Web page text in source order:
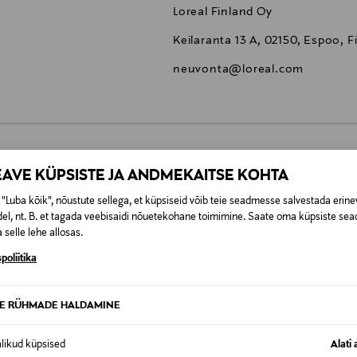
KÜPSISTE JA ANDMEKAITSE KOHTA
kõik", nõustute sellega, et küpsiseid võib teie seadmesse salvestada
nt. B. et tagada veebisaidi nõuetekohane toimimine. Saate oma küpsiste
selle lehe allosas.
RÜHMADE HALDAMINE
küpsised Alati
Loreal Finland Oy
Keilaranta 13 A, 02150, Espoo,
neuvonta@loreal.com
0,00 €
0,00 € – 4,90 €
lepingust taganeda 30 päeva jooksul alates kauba
Tagastatavad suletud pakendis kosmeetika- ja loodustooted
KA